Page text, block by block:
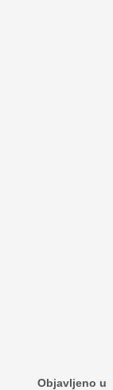
Objavljeno u